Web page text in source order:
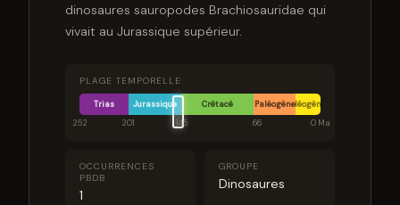
dinosaures sauropodes Brachiosauridae qui
vivait au Jurassique supérieur.
PLAGE TEMPORELLE
Trias Jurassique Crétacé PaléogèneNéogène
252
201 145 66 0 Ma
OCCURRENCES
PBDB
1
GROUPE
Dinosaures